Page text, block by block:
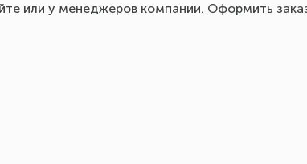
или у менеджеров компании. Оформить